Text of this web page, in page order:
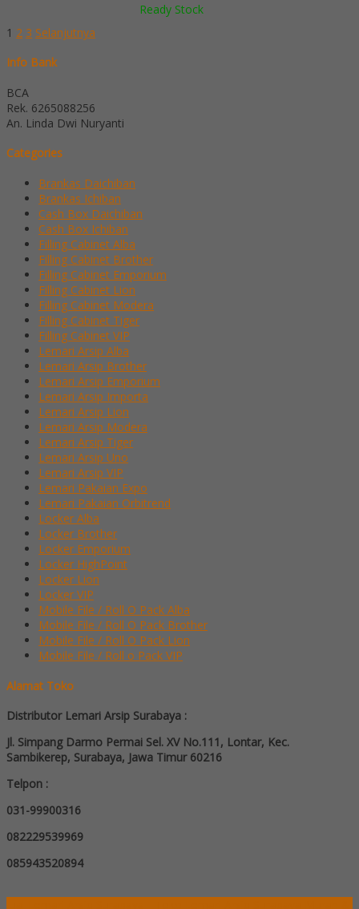
Ready Stock
1 2 3 Selanjutnya
Info Bank
BCA
Rek. 6265088256
An. Linda Dwi Nuryanti
Categories
Brankas Daichiban
Brankas Ichiban
Cash Box Daichiban
Cash Box Ichiban
Filling Cabinet Alba
Filling Cabinet Brother
Filling Cabinet Emporium
Filling Cabinet Lion
Filling Cabinet Modera
Filling Cabinet Tiger
Filling Cabinet VIP
Lemari Arsip Alba
Lemari Arsip Brother
Lemari Arsip Emporium
Lemari Arsip Importa
Lemari Arsip Lion
Lemari Arsip Modera
Lemari Arsip Tiger
Lemari Arsip Uno
Lemari Arsip VIP
Lemari Pakaian Expo
Lemari Pakaian Orbitrend
Locker Alba
Locker Brother
Locker Emporium
Locker HighPoint
Locker Lion
Locker VIP
Mobile File / Roll O Pack Alba
Mobile File / Roll O Pack Brother
Mobile File / Roll O Pack Lion
Mobile File / Roll o Pack VIP
Alamat Toko
Distributor Lemari Arsip Surabaya :
Jl. Simpang Darmo Permai Sel. XV No.111, Lontar, Kec.
Sambikerep, Surabaya, Jawa Timur 60216
Telpon :
031-99900316
082229539969
085943520894